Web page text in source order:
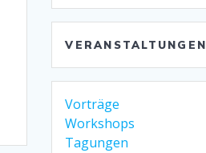
VERANSTALTUNGEN
Vorträge
Workshops
Tagungen